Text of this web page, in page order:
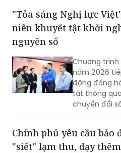
"Tỏa sáng Nghị lực
niên khuyết tật khởi
nguyên số
Chương trình
năm 2026
động đồng
tật thông
chuyển đổi
định bản lĩnh
của người
Chính phủ yêu cầu bảo
"siết" lạm thu, dạy